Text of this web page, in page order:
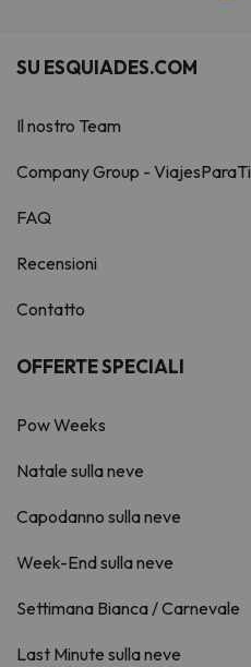
SU ESQUIADES.COM
Il nostro Team
Company Group - ViajesParaTi
FAQ
Recensioni
Contatto
OFFERTE SPECIALI
Pow Weeks
Natale sulla neve
Capodanno sulla neve
Week-End sulla neve
Settimana Bianca / Carnevale
Last Minute sulla neve